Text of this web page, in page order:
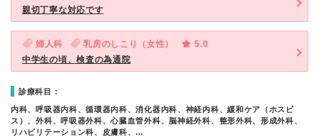
親切丁寧な対応です
婦人科 乳房のしこり（女性）
5.0
中学生の頃、検査の為通院
診療科目：
内科、呼吸器内科、循環器内科、消化器内科、神経内科、緩和ケア（ホスピ
ス）、外科、呼吸器外科、心臓血管外科、脳神経外科、整形外科、形成外科、
リハビリテーション科、皮膚科、…